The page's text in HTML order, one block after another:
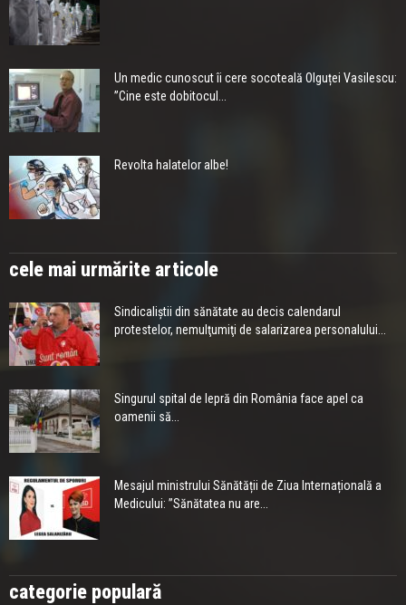
Un medic cunoscut îi cere socoteală Olguței Vasilescu:
”Cine este dobitocul...
Revolta halatelor albe!
cele mai urmărite articole
Sindicaliştii din sănătate au decis calendarul
protestelor, nemulţumiţi de salarizarea personalului...
Singurul spital de lepră din România face apel ca
oamenii să...
Mesajul ministrului Sănătății de Ziua Internațională a
Medicului: ”Sănătatea nu are...
categorie populară